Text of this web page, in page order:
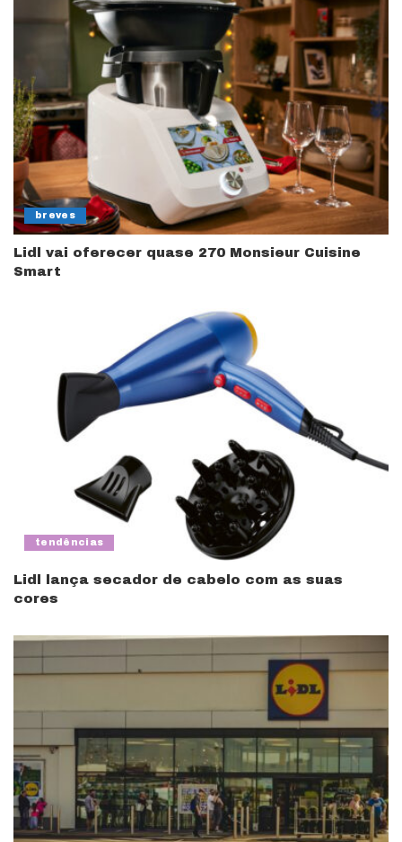
breves
Lidl vai oferecer quase 270 Monsieur Cuisine
Smart
tendências
Lidl lança secador de cabelo com as suas
cores